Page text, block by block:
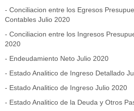
- Conciliacion entre los Egresos
Contables Julio 2020
- Conciliacion entre los Ingresos
2020
- Endeudamiento Neto Julio 2020
- Estado Analitico de Ingreso Detallado
- Estado Analitico de Ingreso Julio 2020
- Estado Analitico de la Deuda y Otros